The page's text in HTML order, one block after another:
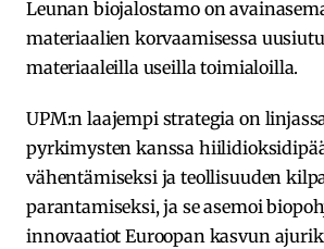
Leunan biojalostamo on
materiaalien korvaamisessa
materiaaleilla useilla toimialoilla.
UPM:n laajempi strategia on
pyrkimysten kanssa
vähentämiseksi ja teollisuuden
parantamiseksi, ja se asemoi
innovaatiot Euroopan kasvun